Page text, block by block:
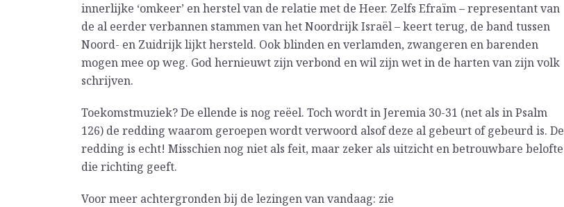
innerlijke ‘omkeer’ en herstel van de relatie met de Heer. Zelfs Efraïm – representant van
de al eerder verbannen stammen van het Noordrijk Israël – keert terug, de band tussen
Noord- en Zuidrijk lijkt hersteld. Ook blinden en verlamden, zwangeren en barenden
mogen mee op weg. God hernieuwt zijn verbond en wil zijn wet in de harten van zijn volk
schrijven.
Toekomstmuziek? De ellende is nog reëel. Toch wordt in Jeremia 30-31 (net als in Psalm
126) de redding waarom geroepen wordt verwoord alsof deze al gebeurt of gebeurd is. De
redding is echt! Misschien nog niet als feit, maar zeker als uitzicht en betrouwbare belofte
die richting geeft.
Voor meer achtergronden bij de lezingen van vandaag: zie